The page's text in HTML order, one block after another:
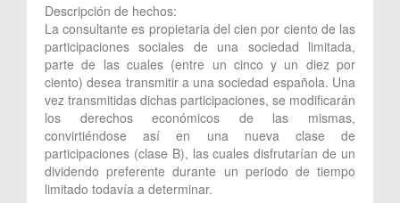
Descripción de hechos:
La consultante es propietaria del cien por ciento de las
participaciones sociales de una sociedad limitada,
parte de las cuales (entre un cinco y un diez por
ciento) desea transmitir a una sociedad española. Una
vez transmitidas dichas participaciones, se modificarán
los derechos económicos de las mismas,
convirtiéndose así en una nueva clase de
participaciones (clase B), las cuales disfrutarían de un
dividendo preferente durante un periodo de tiempo
limitado todavía a determinar.